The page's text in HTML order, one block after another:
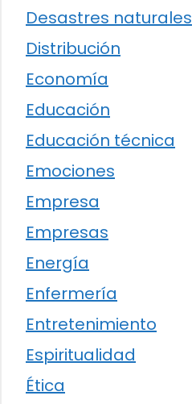
Desastres naturales
Distribución
Economía
Educación
Educación técnica
Emociones
Empresa
Empresas
Energía
Enfermería
Entretenimiento
Espiritualidad
Ética